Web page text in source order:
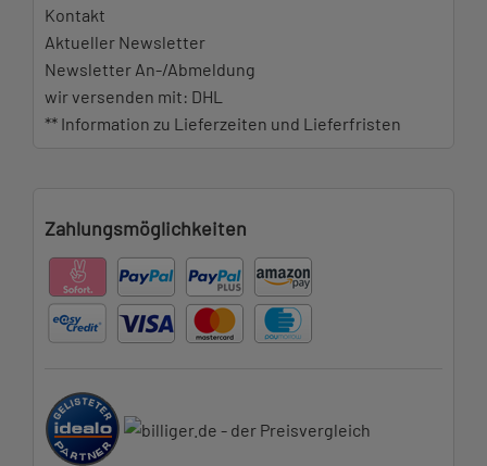
Kontakt
Aktueller Newsletter
Newsletter An-/Abmeldung
wir versenden mit: DHL
** Information zu Lieferzeiten und Lieferfristen
Zahlungsmöglichkeiten